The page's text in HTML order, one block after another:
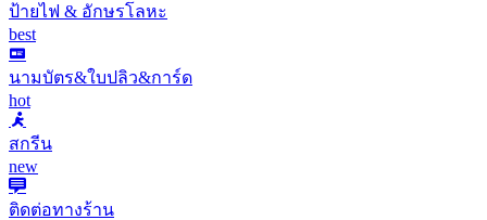
ป้ายไฟ & อักษรโลหะ
best
นามบัตร&ใบปลิว&การ์ด
hot
สกรีน
new
ติดต่อทางร้าน